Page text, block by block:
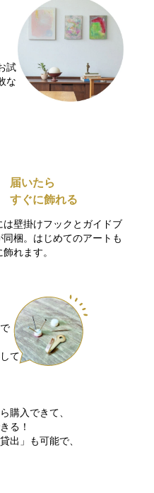
試
な
届いたら
すぐに飾れる
は壁掛けフックとガイドブ
同梱。はじめてのアートも
れます。
て
出」も可能で、
購入できて、
る！